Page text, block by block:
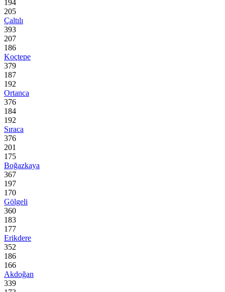
194
205
Çaltılı
393
207
186
Koçtepe
379
187
192
Ortanca
376
184
192
Sıraca
376
201
175
Boğazkaya
367
197
170
Gölgeli
360
183
177
Erikdere
352
186
166
Akdoğan
339